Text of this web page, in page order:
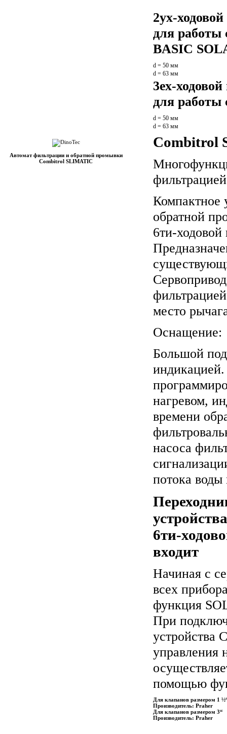
2ух-
для работы
BASIC
d = 50 мм
d = 63 мм
3ех-
для работы
d = 50 мм
d = 63 мм
Автомат фильтрации и обратной промывки
Combitrol SLIMATIC
Combitrol
Компактное
обратной
6ти-
место
Оснащение:
Большой
нагревом,
времени
насоса
потока
6ти-
входит
Начиная с
всех
функция
При
устройства
управления
помощью
Для клапанов размером 1
Производитель: Praher
Для клапанов размером 3“
Производитель: Praher